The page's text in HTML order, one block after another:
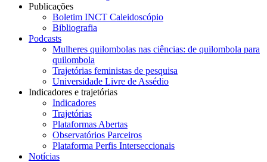
Publicações
Boletim INCT Caleidoscópio
Bibliografia
Podcasts
Mulheres quilombolas nas ciências: de quilombola para
quilombola
Trajetórias feministas de pesquisa
Universidade Livre de Assédio
Indicadores e trajetórias
Indicadores
Trajetórias
Plataformas Abertas
Observatórios Parceiros
Plataforma Perfis Interseccionais
Notícias